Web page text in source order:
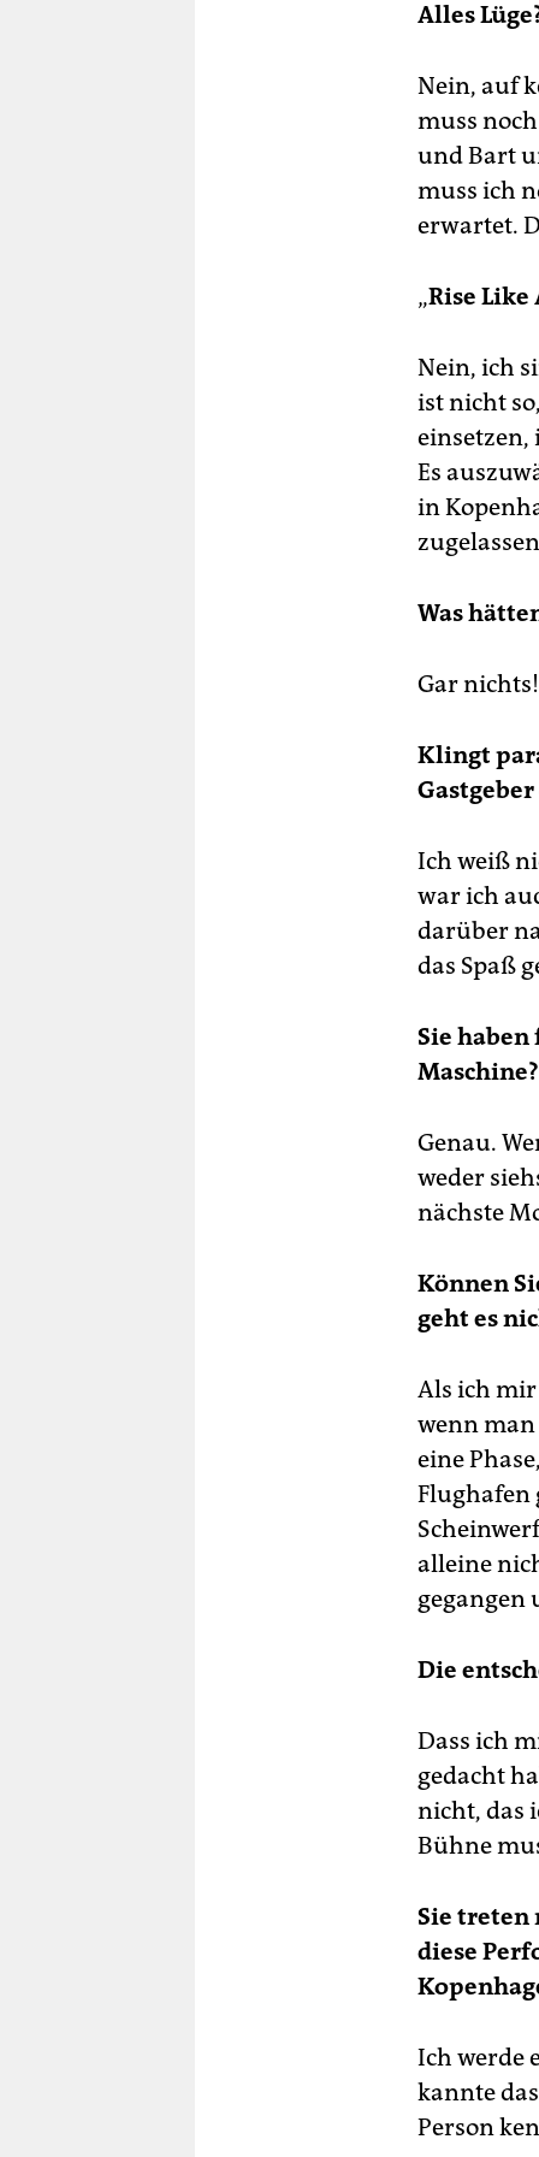
Alles
Nein, auf
muss
und Bart
muss ich
erwartet.
„Rise
Nein, ich
ist nicht
Es
in
Was
Gar nichts!
Klingt
Ich weiß
war ich
darüber
das Spaß
Sie
Maschine?
Genau.
weder
nächste
Können
geht es
Als ich
wenn
eine
Flughafen
alleine
gegangen
Die
Dass ich
gedacht
nicht, das
Bühne
Sie treten
diese
Ich werde
kannte
Person